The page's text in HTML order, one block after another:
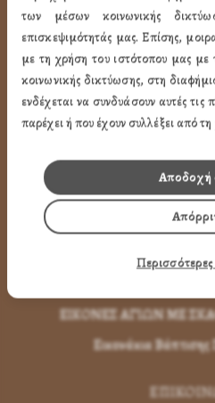
Εικόνες
Εικόνες
Εικόνες
Εικόνες
Μπρελόκ Μέ
Εικόνες με
Εικόνες Τοίχου
ΕΙΚΟΝΕΣ ΑΓΙΩΝ ΜΕ
Εικονάκια
των μέσων κοινωνικής
επισκεψιμότητάς μας. Επίσης,
με τη χρήση του ιστότοπου μας
κοινωνικής δικτύωσης, στη
ενδέχεται να συνδυάσουν αυτές τις
παρέχει ή που έχουν συλλέξει από
Αποδοχή
Περισσότερες